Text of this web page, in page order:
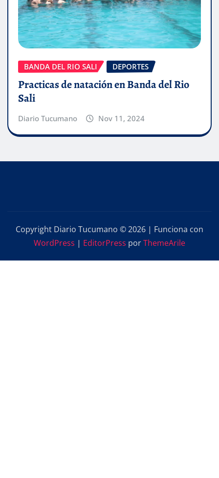
BANDA DEL RIO SALI DEPORTES
Practicas de natación en Banda del Rio
Sali
Diario Tucumano Nov 11, 2024
Copyright Diario Tucumano © 2026 | Funciona con
WordPress | EditorPress porThemeArile